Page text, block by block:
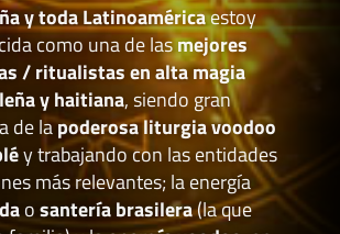
y toda Latinoaméricaestoy
como una de lasmejores
/ ritualistas en alta magia
y haitiana, siendo gran
de lapoderosa liturgia voodoo
y trabajando con las entidades
más relevantes; la energía
osantería brasilera(la que